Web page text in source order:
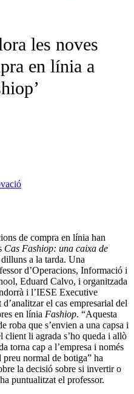
les noves
en línia a
de compra en línia han
Cas Fashiop: una caixa de
dilluns a la tarda. Una
d’Operacions, Informació i
Eduard Calvo, i organitzada
i l’IESE Executive
el cas empresarial del
en línia Fashiop. “Aquesta
roba que s’envien a una capsa i
client li agrada s’ho queda i allò
torna cap a l’empresa i només
preu normal de botiga” ha
la decisió sobre si invertir o
puntualitzat el professor.